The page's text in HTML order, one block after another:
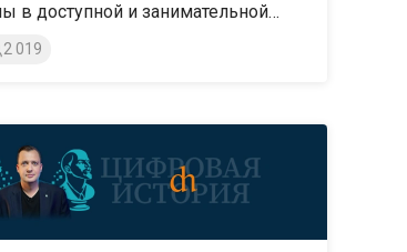
в доступной и занимательной
2 019